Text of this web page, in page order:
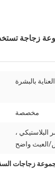
بالبشرة
مخصصة
،
العبث واضح
زجاجات السفر